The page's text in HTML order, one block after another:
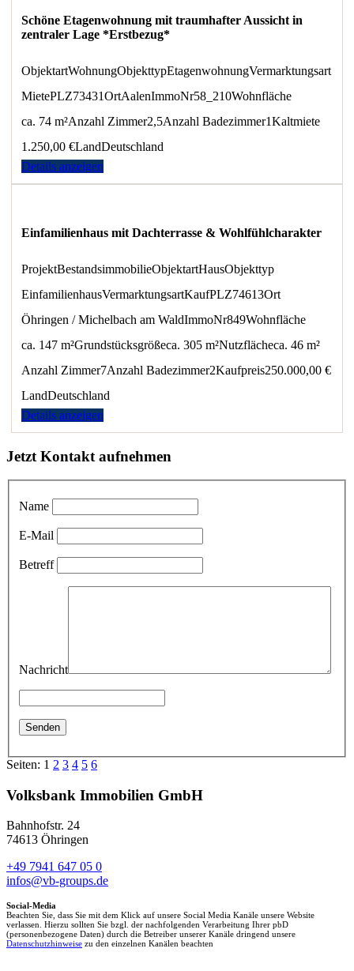
Schöne Etagenwohnung mit traumhafter Aussicht in
zentraler Lage *Erstbezug*
ObjektartWohnungObjekttypEtagenwohnungVermarktungsart
MietePLZ73431OrtAalenImmoNr58_210Wohnfläche
ca. 74 m²Anzahl Zimmer2,5Anzahl Badezimmer1Kaltmiete
1.250,00 €LandDeutschland
Details anzeigen
Einfamilienhaus mit Dachterrasse & Wohlfühlcharakter
ProjektBestandsimmobilieObjektartHausObjekttyp
EinfamilienhausVermarktungsartKaufPLZ74613Ort
Öhringen / Michelbach am WaldImmoNr849Wohnfläche
ca. 147 m²Grundstücksgrößeca. 305 m²Nutzflächeca. 46 m²
Anzahl Zimmer7Anzahl Badezimmer2Kaufpreis250.000,00 €
LandDeutschland
Details anzeigen
Jetzt Kontakt aufnehmen
Name
E-Mail
Betreff
Nachricht
Seiten: 1 2 3 4 5 6
Volksbank Immobilien GmbH
Bahnhofstr. 24
74613 Öhringen
+49 7941 647 05 0
infos@vb-groups.de
Social-Media
Beachten Sie, dass Sie mit dem Klick auf unsere Social Media Kanäle unsere Website
verlassen. Hierzu sollten Sie bzgl. der nachfolgenden Verarbeitung Ihrer pbD
(personenbezogene Daten) durch die Betreiber unserer Kanäle dringend unsere
Datenschutzhinweise zu den einzelnen Kanälen beachten